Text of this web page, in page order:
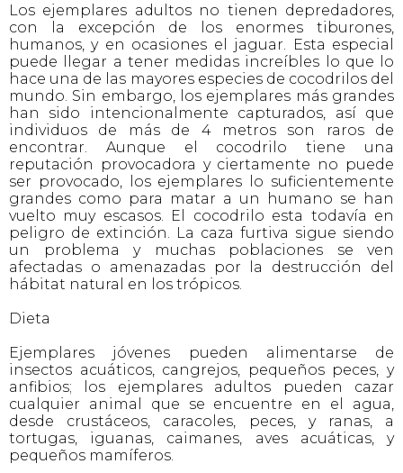
Los ejemplares adultos no tienen depredadores,
con la excepción de los enormes tiburones,
humanos, y en ocasiones el jaguar. Esta especial
puede llegar a tener medidas increíbles lo que lo
hace una de las mayores especies de cocodrilos del
mundo. Sin embargo, los ejemplares más grandes
han sido intencionalmente capturados, así que
individuos de más de 4 metros son raros de
encontrar. Aunque el cocodrilo tiene una
reputación provocadora y ciertamente no puede
ser provocado, los ejemplares lo suficientemente
grandes como para matar a un humano se han
vuelto muy escasos. El cocodrilo esta todavía en
peligro de extinción. La caza furtiva sigue siendo
un problema y muchas poblaciones se ven
afectadas o amenazadas por la destrucción del
hábitat natural en los trópicos.
Dieta
Ejemplares jóvenes pueden alimentarse de
insectos acuáticos, cangrejos, pequeños peces, y
anfibios; los ejemplares adultos pueden cazar
cualquier animal que se encuentre en el agua,
desde crustáceos, caracoles, peces, y ranas, a
tortugas, iguanas, caimanes, aves acuáticas, y
pequeños mamíferos.